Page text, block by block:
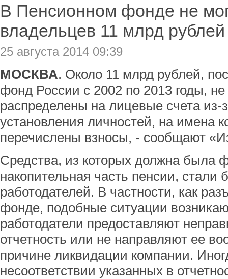
В Пенсионном фонде не
владельцев 11 млрд рублей
25 августа 2014 09:39
МОСКВА. Около 11 млрд рублей,
фонд России с 2002 по 2013 годы,
распределены на лицевые счета из-
установления личностей, на имена
перечислены взносы, - сообщают
Средства, из которых должна была
накопительная часть пенсии,
работодателей. В частности, как
фонде, подобные ситуации
работодатели предоставляют
отчетность или не направляют ее
причине ликвидации компании.
несоответствии указанных в